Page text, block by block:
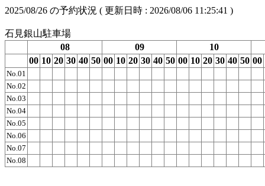
2025/08/26 の予約状況 ( 更新日時 : 2026/08/06 11:25:41 )
石見銀山駐車場
08
09
10
00 10 20 30 40 50 00 10 20 30 40 50 00 10 20 30 40 50 00
No.01
No.02
No.03
No.04
No.05
No.06
No.07
No.08